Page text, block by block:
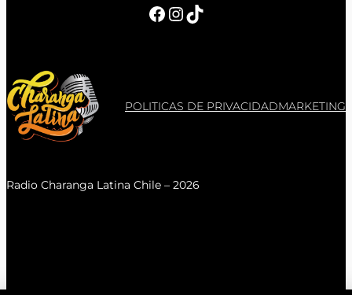
Facebook InstagramTikTok
POLITICAS DE PRIVACIDADMARKETING
Radio Charanga Latina Chile – 2026